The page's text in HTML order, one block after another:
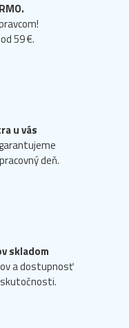
59 €.
u vás
deň.
skladom
a dostupnosť